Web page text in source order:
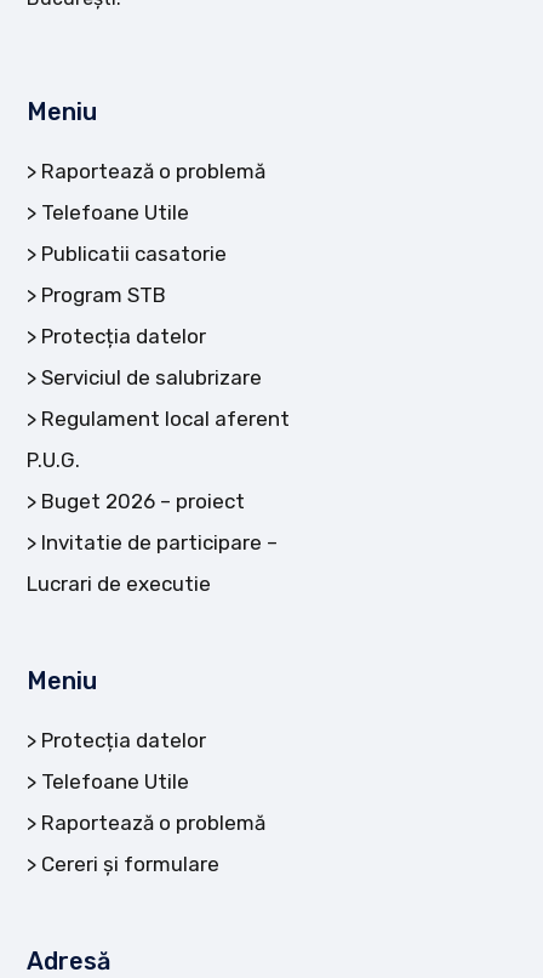
Meniu
Raportează o problemă
Telefoane Utile
Publicatii casatorie
Program STB
Protecția datelor
Serviciul de salubrizare
Regulament local aferent
P.U.G.
Buget 2026 – proiect
Invitatie de participare –
Lucrari de executie
Meniu
Protecția datelor
Telefoane Utile
Raportează o problemă
Cereri și formulare
Adresă